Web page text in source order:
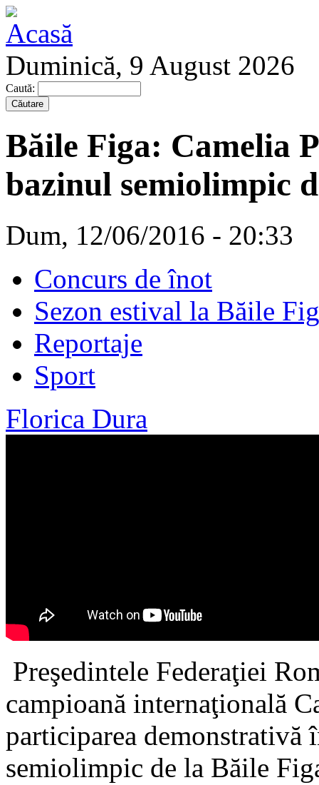
Duminică, 9 August 2026
Caută:
Băile Figa: Camelia
bazinul semiolimpic
Dum, 12/06/2016 - 20:33
Concurs de înot
Sezon estival la Băile
Reportaje
Sport
Florica Dura
Preşedintele Federaţiei
campioană internaţională
participarea demonstrativă
semiolimpic de la Băile